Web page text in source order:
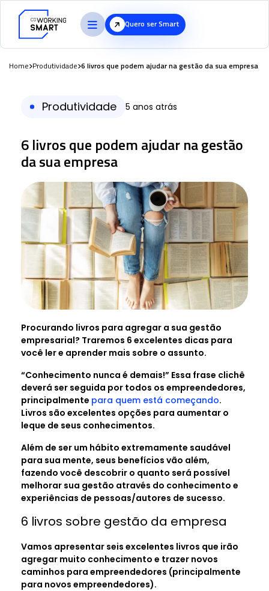
Quero ser Smart
Home Produtividade 6 livros que podem ajudar na gestão da sua empresa
Produtividade 5 anos atrás
6 livros que podem ajudar na gestão
da sua empresa
Procurando livros para agregar a sua gestão
empresarial? Traremos 6 excelentes dicas para
você ler e aprender mais sobre o assunto.
“Conhecimento nunca é demais!” Essa frase clichê
deverá ser seguida por todos os empreendedores,
principalmente para quem está começando.
Livros são excelentes opções para aumentar o
leque de seus conhecimentos.
Além de ser um hábito extremamente saudável
para sua mente, seus benefícios vão além,
fazendo você descobrir o quanto será possível
melhorar sua gestão através do conhecimento e
experiências de pessoas/autores de sucesso.
6 livros sobre gestão da empresa
Vamos apresentar seis excelentes livros que irão
agregar muito conhecimento e trazer novos
caminhos para empreendedores (principalmente
para novos empreendedores).